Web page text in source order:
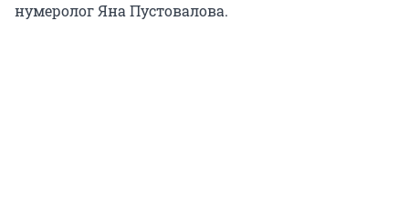
нумеролог Яна Пустовалова.